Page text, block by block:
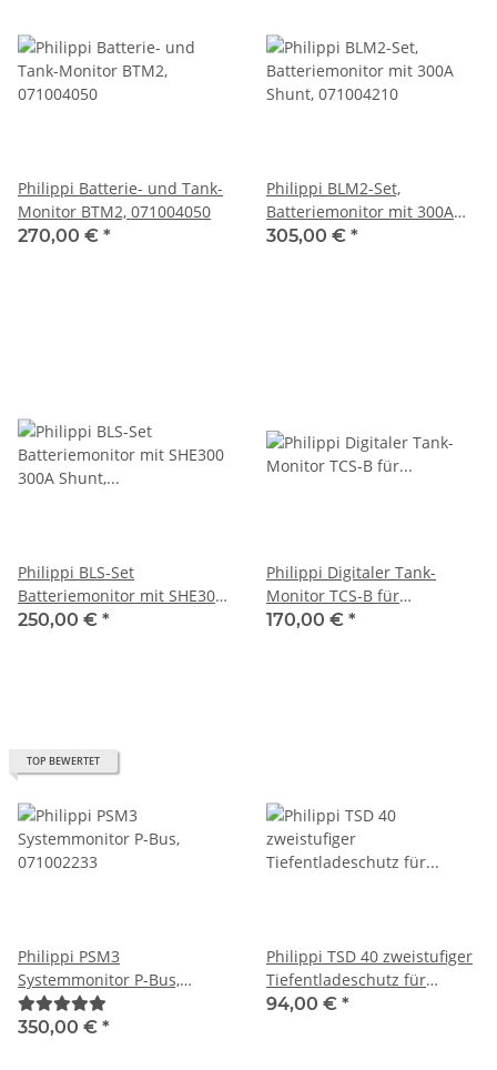
Philippi Batterie- und Tank-
Monitor BTM2, 071004050
270,00 € *
Philippi BLM2-Set,
Batteriemonitor mit 300A
Shunt, 071004210
305,00 € *
Philippi BLS-Set
Batteriemonitor mit SHE300
300A Shunt, 071003210
250,00 € *
Philippi Digitaler Tank-
Monitor TCS-B für
Rückseitenmontage,
170,00 € *
TOP BEWERTET
Philippi PSM3
Systemmonitor P-Bus,
071002233
350,00 € *
Philippi TSD 40 zweistufiger
Tiefentladeschutz für
Batterien 080001240
94,00 € *